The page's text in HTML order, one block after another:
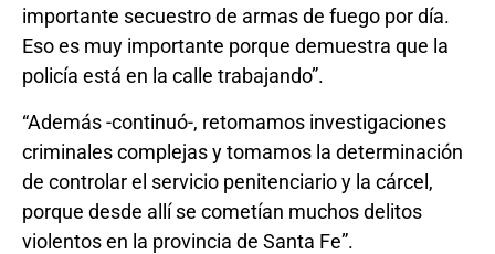
importante secuestro de armas de fuego por día.
Eso es muy importante porque demuestra que la
policía está en la calle trabajando”.
“Además -continuó-, retomamos investigaciones
criminales complejas y tomamos la determinación
de controlar el servicio penitenciario y la cárcel,
porque desde allí se cometían muchos delitos
violentos en la provincia de Santa Fe”.